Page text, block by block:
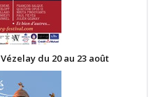
du 20 au 23 août